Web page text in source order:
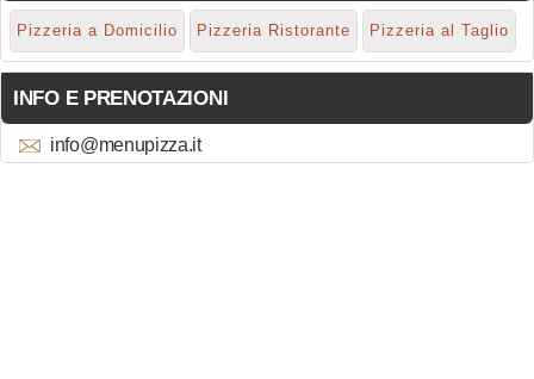
Pizzeria a Domicilio Pizzeria Ristorante Pizzeria al Taglio
INFO E PRENOTAZIONI
info@menupizza.it